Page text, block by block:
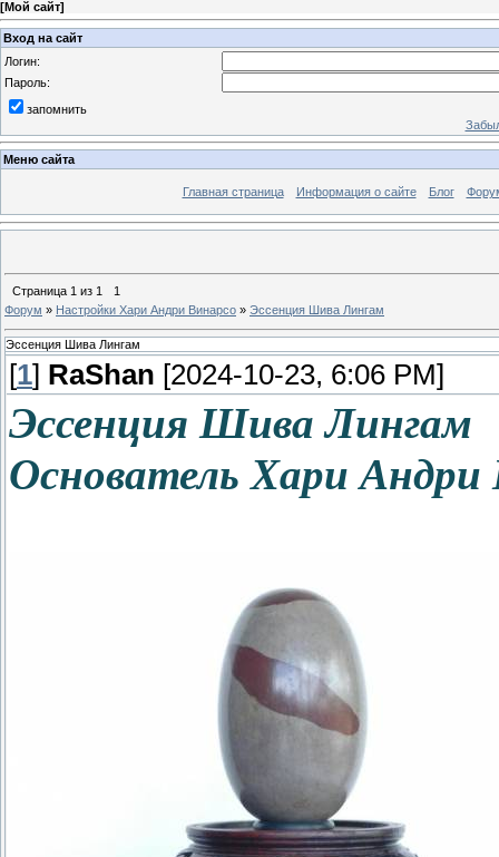
[Мой сайт]
Вход на сайт
Логин:
Пароль:
запомнить
Меню сайта
Главная страница Информация о сайте Блог
Страница 1 из 1
1
Форум » Настройки Хари Андри Винарсо » Эссенция Шива Лингам
Эссенция Шива Лингам
[1] RaShan [2024-10-23, 6:06 PM]
Эссенция Шива Лингам
Основатель Хари Андри